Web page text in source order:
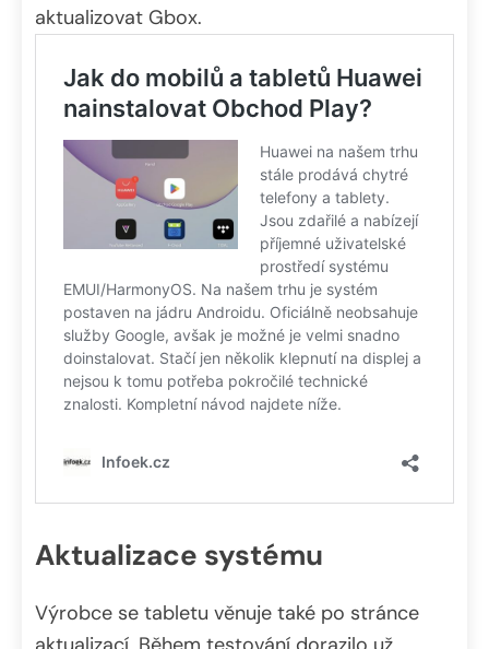
aktualizovat Gbox.
Aktualizace systému
Výrobce se tabletu věnuje také po stránce